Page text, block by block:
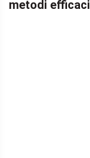
metodi efficaci